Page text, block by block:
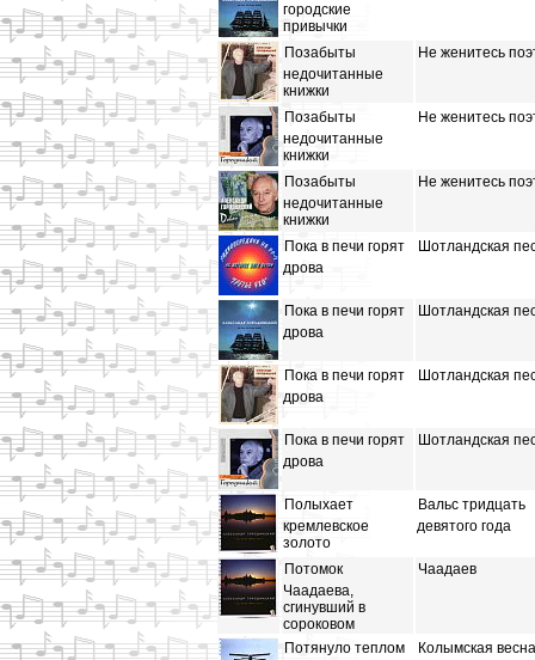
городские
привычки
Позабыты
недочитанные
книжки
Не женитесь
Позабыты
недочитанные
книжки
Не женитесь
Позабыты
недочитанные
книжки
Не женитесь
Пока в печи горят
дрова
Шотландская
Пока в печи горят
дрова
Шотландская
Пока в печи горят
дрова
Шотландская
Пока в печи горят
дрова
Шотландская
Полыхает
кремлевское
золото
Вальс тридцать
девятого года
Потомок
Чаадаева,
сгинувший в
сороковом
Чаадаев
Потянуло теплом
Колымская весна